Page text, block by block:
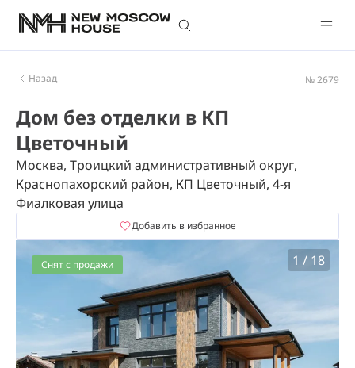
Назад № 2679
Дом без отделки в КП
Цветочный
Москва, Троицкий административный округ,
Краснопахорский район, КП Цветочный, 4-я
Фиалковая улица
Добавить в избранное
1 / 18
Снят с продажи